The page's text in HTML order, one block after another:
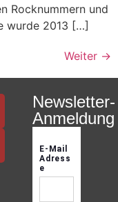
Rocknummern und
wurde 2013 […]
Weiter →
Newsletter-
Anmeldung